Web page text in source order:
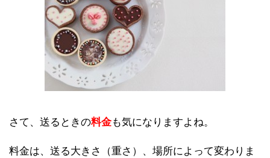
さて、送るときの料金も気になりますよね。
料金は、送る大きさ（重さ）、場所によって変わりま